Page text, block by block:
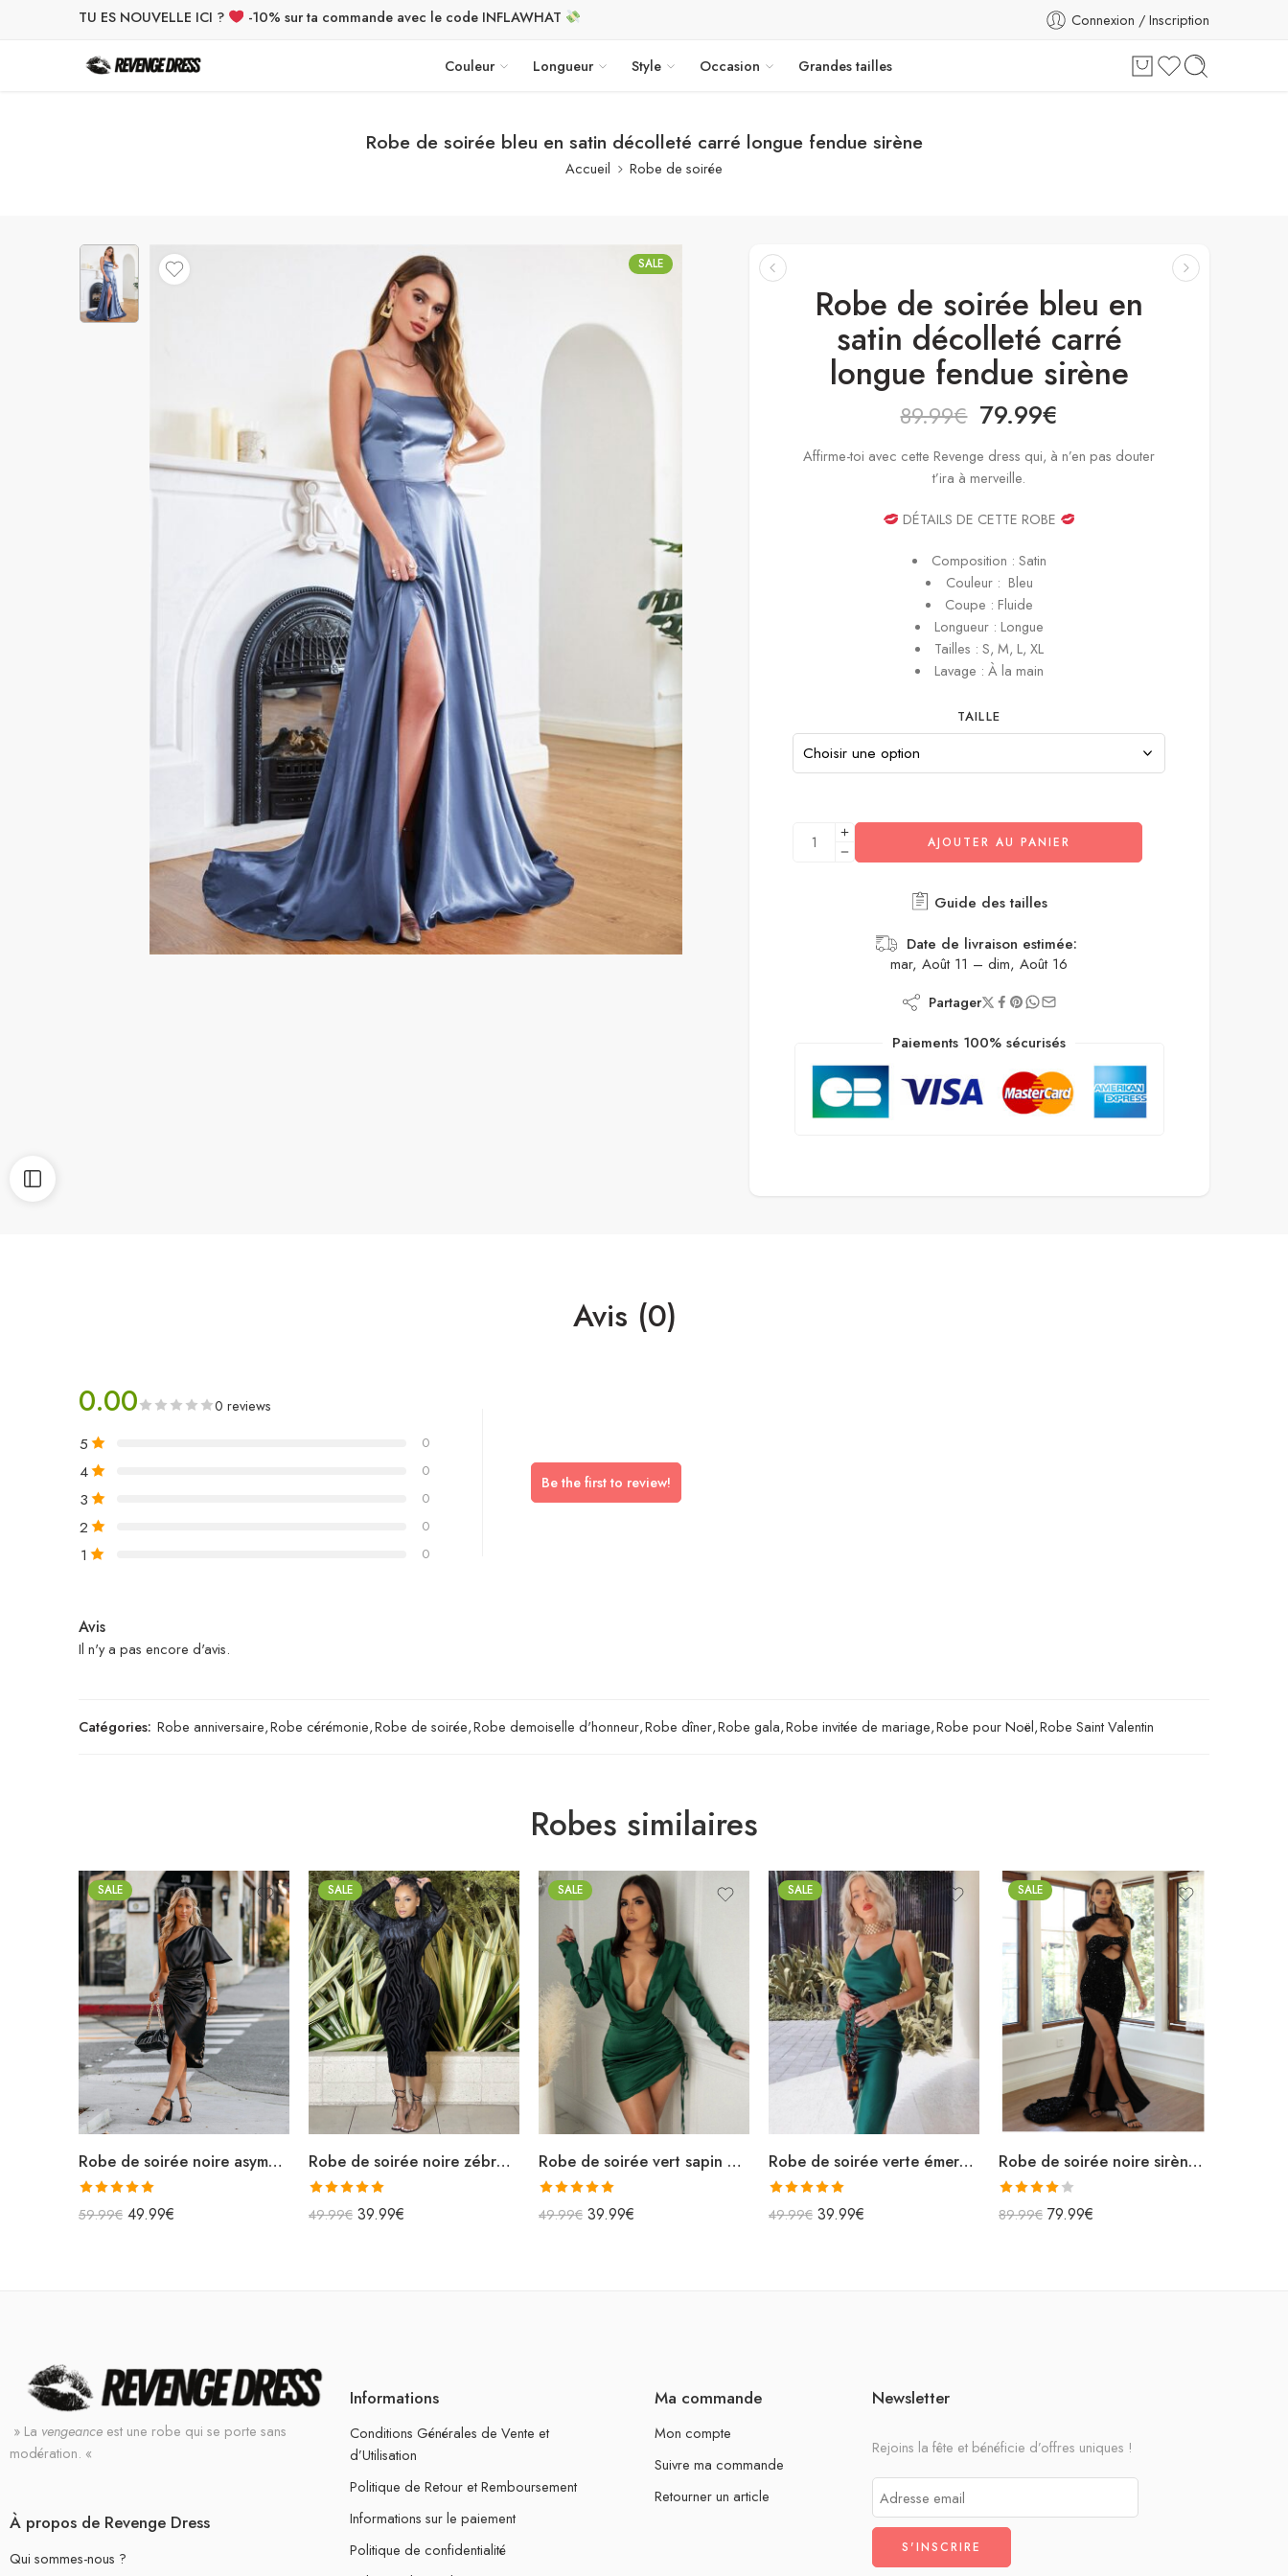
TU ES NOUVELLE ICI ? -10% sur ta commande avec le code INFLAWHAT Connexion / Inscription
Couleur Longueur Style Occasion Grandes tailles
Robe de soirée bleu en satin décolleté carré longue fendue sirène
Accueil Robe de soirée
SALE
Robe de soirée bleu en
satin décolleté carré
longue fendue sirène
89.99€ 79.99€
Affirme-toi avec cette Revenge dress qui, à n’en pas douter
t’ira à merveille.
DÉTAILS DE CETTE ROBE
Composition : Satin
Couleur : Bleu
Coupe : Fluide
Longueur : Longue
Tailles : S, M, L, XL
Lavage : À la main
TAILLE
AJOUTER AU PANIER
Guide des tailles
Date de livraison estimée:
mar, Août 11 – dim, Août 16
Partager
Paiements 100% sécurisés
Avis (0)
0.00 0 reviews
5 0
4 0
3 0
2 0
1 0
Be the first to review!
Avis
Il n'y a pas encore d'avis.
Catégories: Robe anniversaire,Robe cérémonie,Robe de soirée,Robe demoiselle d'honneur,Robe dîner,Robe gala,Robe invitée de mariage,Robe pour Noël,Robe Saint Valentin
Robes similaires
SALE
Robe de soirée noire asymétrique en satin midi
Note5.00
sur 5
59.99€ 49.99€
SALE
Robe de soirée noire zébrée longue moulante
Note5.00
sur 5
49.99€ 39.99€
SALE
Robe de soirée vert sapin en satin moulante courte
Note5.00
sur 5
49.99€ 39.99€
SALE
Robe de soirée verte émeraude en satin col bénitier
Note5.00
sur 5
49.99€ 39.99€
SALE
Robe de soirée noire sirène à paillettes et épaulettes fendue
Note
4.00sur
89.99€ 79.99€
» La vengeance est une robe qui se porte sans
modération. «
À propos de Revenge Dress
Qui sommes-nous ?
Informations
Conditions Générales de Vente et
d’Utilisation
Politique de Retour et Remboursement
Informations sur le paiement
Politique de confidentialité
Ma commande
Mon compte
Suivre ma commande
Retourner un article
Newsletter
Rejoins la fête et bénéficie d’offres uniques !